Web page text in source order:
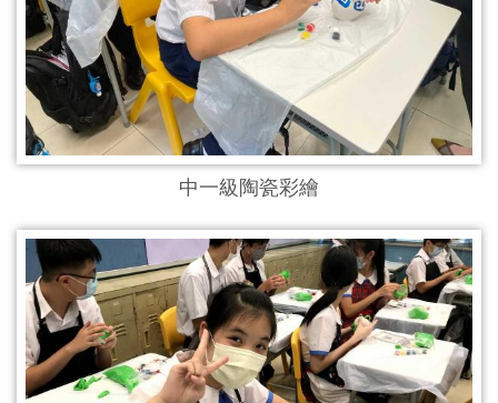
中一級陶瓷彩繪